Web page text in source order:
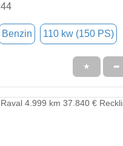
Benzin 110 kw (150 PS)
★ ➦